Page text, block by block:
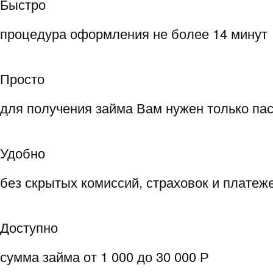
Быстро
процедура оформления не более 14 минут
Просто
для получения займа Вам нужен только
Удобно
без скрытых комиссий, страховок и
Доступно
сумма займа от 1 000 до 30 000 Р